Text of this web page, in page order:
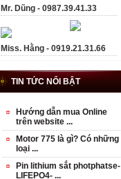
Mr. Dũng - 0987.39.41.33
Miss. Hằng - 0919.21.31.66
TIN TỨC NỔI BẬT
Hướng dẫn mua Online
trên website ...
Motor 775 là gì? Có những
loại ...
Pin lithium sắt photphatse-
LIFEPO4- ...